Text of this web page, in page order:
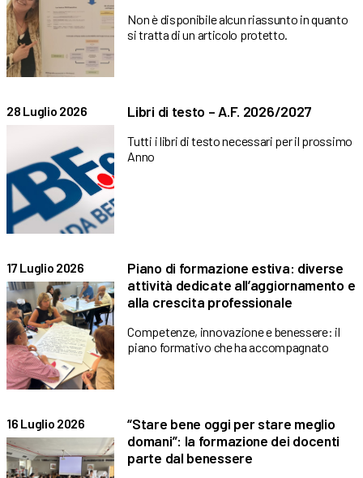
Non è disponibile alcun riassunto in quanto
si tratta di un articolo protetto.
28 Luglio 2026 Libri di testo – A.F. 2026/2027
Tutti i libri di testo necessari per il prossimo
Anno
17 Luglio 2026
Piano di formazione estiva: diverse
attività dedicate all’aggiornamento e
alla crescita professionale
Competenze, innovazione e benessere: il
piano formativo che ha accompagnato
16 Luglio 2026
“Stare bene oggi per stare meglio
domani”: la formazione dei docenti
parte dal benessere